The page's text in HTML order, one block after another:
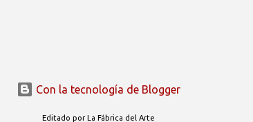
Con la tecnología de Blogger
Editado por La Fábrica del Arte